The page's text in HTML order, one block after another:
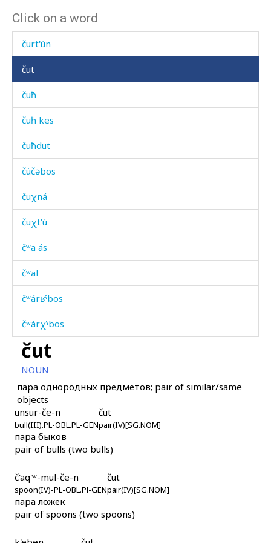
Click on a word
čuqúlinnu
čurt'ún
čut
čuħ
čuħ kes
čuħdut
čúčəbos
čuχná
čuχt'ú
čʷa ás
čʷal
čʷárʁˤbos
čʷárχˤbos
čʷát'i
ħabášːi
ħadís
ħadúr
ħadúr as
ħadúr kes
ħadúrkul as
čut
NOUN
пара однородных предметов; pair of similar/same
objects
unsur-če-n
bull(III).PL-OBL.PL-GEN
čut
pair(IV)[SG.NOM]
пара быков
pair of bulls (two bulls)
č'aq'ʷ-mul-če-n
spoon(IV)-PL-OBL.Pl-GEN
čut
pair(IV)[SG.NOM]
пара ложек
pair of spoons (two spoons)